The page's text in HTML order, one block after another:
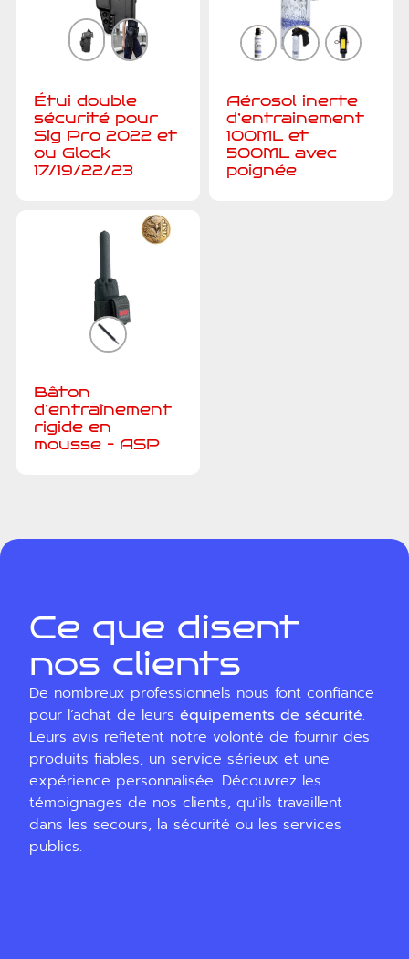
Étui double
sécurité pour
Sig Pro 2022 et
ou Glock
17/19/22/23
Aérosol inerte
d’entrainement
100ML et
500ML avec
poignée
Bâton
d’entraînement
rigide en
mousse – ASP
Ce que disent
nos clients
De nombreux professionnels nous font confiance
pour l’achat de leurséquipements de sécurité.
Leurs avis reflètent notre volonté de fournir des
produits fiables, un service sérieux et une
expérience personnalisée. Découvrez les
témoignages de nos clients, qu’ils travaillent
dans les secours, la sécurité ou les services
publics.